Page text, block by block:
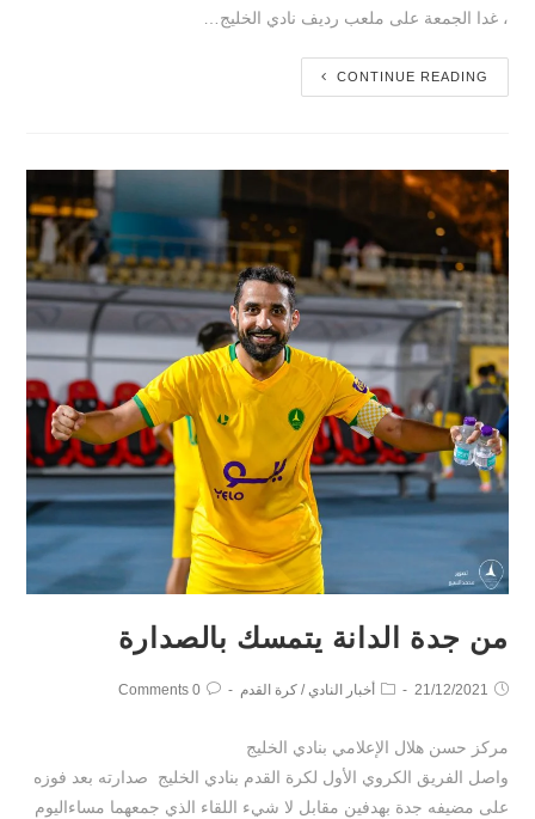
، غدا الجمعة على ملعب رديف نادي الخليج…
CONTINUE READING
من جدة الدانة يتمسك بالصدارة
21/12/2021 أخبار النادي / كرة القدم 0 Comments
مركز حسن هلال الإعلامي بنادي الخليج
واصل الفريق الكروي الأول لكرة القدم بنادي الخليج صدارته بعد فوزه
على مضيفه جدة بهدفين مقابل لا شيء اللقاء الذي جمعهما مساءاليوم